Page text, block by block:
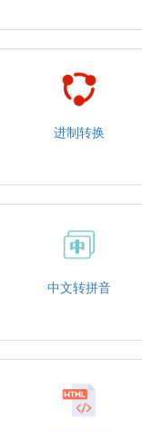
进制转换
中文转拼音